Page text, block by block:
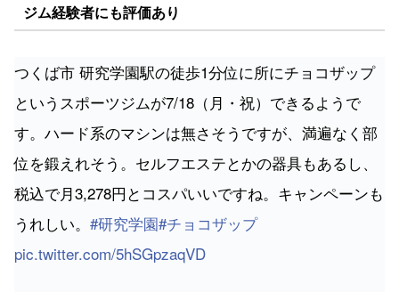
ジム経験者にも評価あり
つくば市 研究学園駅の徒歩1分位に所にチョコザップ
というスポーツジムが7/18（月・祝）できるようで
す。ハード系のマシンは無さそうですが、満遍なく部
位を鍛えれそう。セルフエステとかの器具もあるし、
税込で月3,278円とコスパいいですね。キャンペーンも
うれしい。 #研究学園#チョコザップ
pic.twitter.com/5hSGpzaqVD